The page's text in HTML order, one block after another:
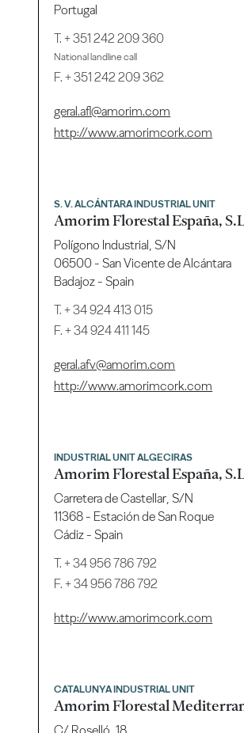
Portugal
T.+ 351 242 209 360
National landline call
F. + 351 242 209 362
geral.afl@amorim.com
http://www.amorimcork.com
S. V. ALCÁNTARA INDUSTRIAL UNIT
Amorim Florestal España,
Polígono Industrial, S/N
06500 - San Vicente de Alcántara
Badajoz - Spain
T.+ 34 924 413 015
F. + 34 924 411 145
geral.afv@amorim.com
http://www.amorimcork.com
INDUSTRIAL UNIT ALGECIRAS
Amorim Florestal España,
Carretera de Castellar, S/N
11368 - Estación de San Roque
Cádiz - Spain
T.+ 34 956 786 792
F. + 34 956 786 792
http://www.amorimcork.com
CATALUNYA INDUSTRIAL UNIT
Amorim Florestal